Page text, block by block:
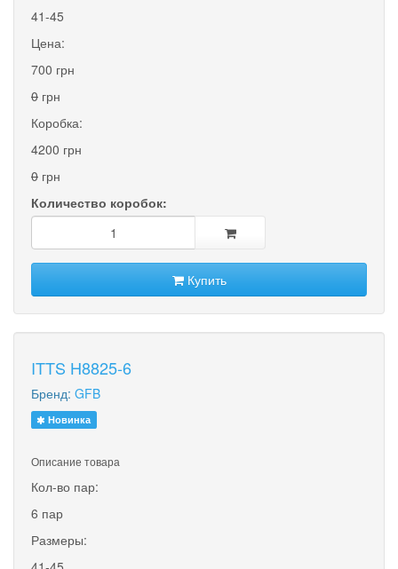
41-45
Цена:
700 грн
0 грн
Коробка:
4200 грн
0 грн
Количество коробок:
Купить
ITTS H8825-6
Бренд: GFB
Новинка
Описание товара
Кол-во пар:
6 пар
Размеры: